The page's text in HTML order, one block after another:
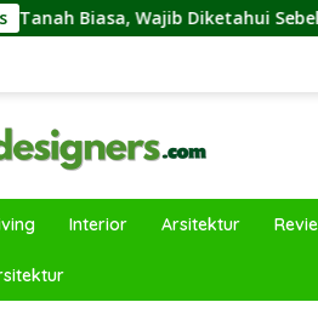
Diketahui Sebelumnya Membeli
Interior Arsitektur